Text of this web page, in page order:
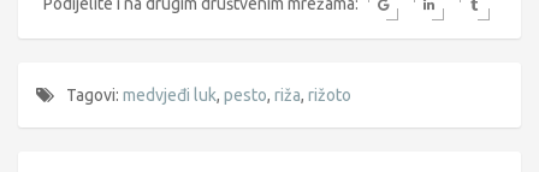
Tagovi: medvjeđi luk, pesto, riža, rižoto